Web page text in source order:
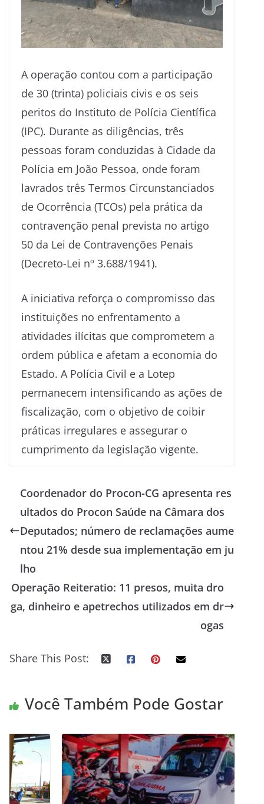
A operação contou com a participação
de 30 (trinta) policiais civis e os seis
peritos do Instituto de Polícia Científica
(IPC). Durante as diligências, três
pessoas foram conduzidas à Cidade da
Polícia em João Pessoa, onde foram
lavrados três Termos Circunstanciados
de Ocorrência (TCOs) pela prática da
contravenção penal prevista no artigo
50 da Lei de Contravenções Penais
(Decreto-Lei nº 3.688/1941).
A iniciativa reforça o compromisso das
instituições no enfrentamento a
atividades ilícitas que comprometem a
ordem pública e afetam a economia do
Estado. A Polícia Civil e a Lotep
permanecem intensificando as ações de
fiscalização, com o objetivo de coibir
práticas irregulares e assegurar o
cumprimento da legislação vigente.
Coordenador do Procon-CG apresenta res
ultados do Procon Saúde na Câmara dos
Deputados; número de reclamações aume
ntou 21% desde sua implementação em ju
lho
Operação Reiteratio: 11 presos, muita dro
ga, dinheiro e apetrechos utilizados em dr
ogas
Share This Post:
Você Também Pode Gostar